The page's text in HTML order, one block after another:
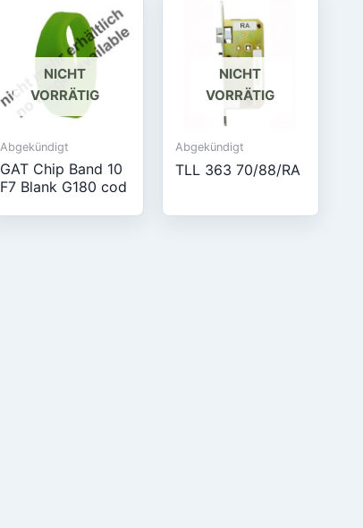
NICHT
VORRÄTIG
Abgekündigt
GAT Chip Band 10
F7 Blank G180 cod
NICHT
VORRÄTIG
Abgekündigt
TLL 363 70/88/RA